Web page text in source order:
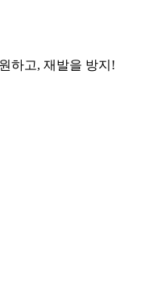
하고, 재발을 방지!